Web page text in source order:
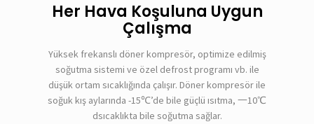
Her Hava Koşuluna Uygun
Çalışma
Yüksek frekanslı döner kompresör, optimize edilmiş
soğutma sistemi ve özel defrost programı vb. ile
düşük ortam sıcaklığında çalışır. Döner kompresör ile
soğuk kış aylarında -15℃’de bile güçlü ısıtma, 一10℃
dsıcaklıkta bile soğutma sağlar.